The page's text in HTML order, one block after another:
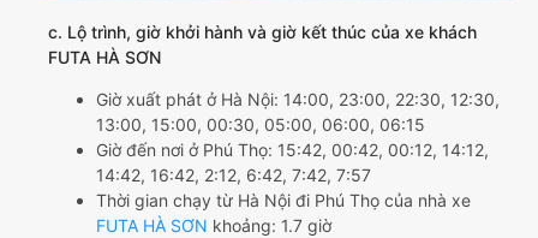
c. Lộ trình, giờ khởi hành và giờ kết thúc của xe khách
FUTA HÀ SƠN
Giờ xuất phát ở Hà Nội: 14:00, 23:00, 22:30, 12:30,
13:00, 15:00, 00:30, 05:00, 06:00, 06:15
Giờ đến nơi ở Phú Thọ: 15:42, 00:42, 00:12, 14:12,
14:42, 16:42, 2:12, 6:42, 7:42, 7:57
Thời gian chạy từ Hà Nội đi Phú Thọ của nhà xe
FUTA HÀ SƠN khoảng: 1.7 giờ